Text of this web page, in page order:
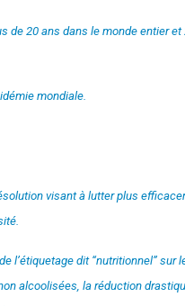
de 20 ans dans le monde entier
mondiale.
visant à lutter plus
l’étiquetage dit “nutritionnel” sur
alcoolisées, la réduction